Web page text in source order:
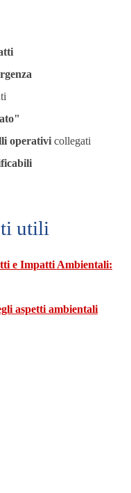
operativi collegati
utili
e Impatti Ambientali:
aspetti ambientali